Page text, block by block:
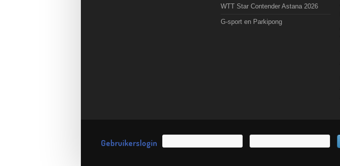
WTT Star Contender Astana 2026
G-sport en Parkipong
Gebruikerslogin